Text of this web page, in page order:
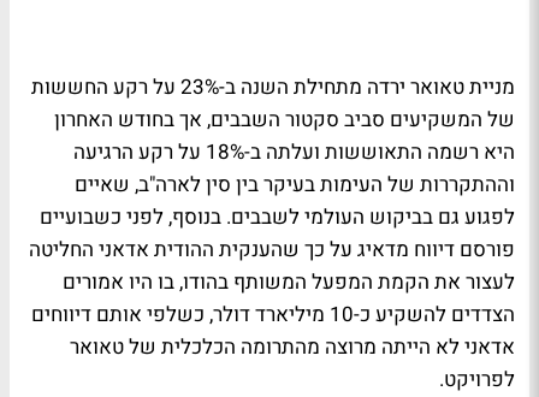
מניית טאואר ירדה מתחילת השנה ב-23% על רקע החששות
של המשקיעים סביב סקטור השבבים, אך בחודש האחרון
היא רשמה התאוששות ועלתה ב-18% על רקע הרגיעה
וההתקררות של העימות בעיקר בין סין לארה"ב, שאיים
לפגוע גם בביקוש העולמי לשבבים. בנוסף, לפני כשבועיים
פורסם דיווח מדאיג על כך שהענקית ההודית אדאני החליטה
לעצור את הקמת המפעל המשותף בהודו, בו היו אמורים
הצדדים להשקיע כ-10 מיליארד דולר, כשלפי אותם דיווחים
אדאני לא הייתה מרוצה מהתרומה הכלכלית של טאואר
לפרויקט.